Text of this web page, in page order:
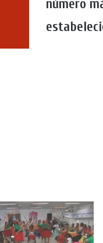
número